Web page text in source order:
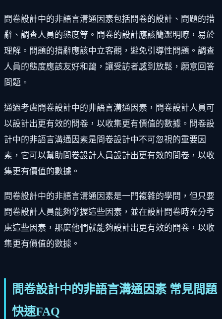
問卷設計中的非語言溝通因素包括問卷的設計、問題的措
辭、調查人員的態度等。問卷的設計應該簡潔明瞭，易於
理解。問題的措辭應該中立客觀，避免引導性問題。調查
人員的態度應該友好和藹，讓受訪者感到放鬆，願意回答
問題。
通過考慮問卷設計中的非語言溝通因素，問卷設計人員可
以設計出更有效的問卷，以收集更有價值的數據。問卷設
計中的非語言溝通因素是問卷設計中不可忽視的重要因
素，它可以幫助問卷設計人員設計出更有效的問卷，以收
集更有價值的數據。
問卷設計中的非語言溝通因素是一門複雜的學問，但只要
問卷設計人員能夠掌握這些因素，並在設計問卷時充分考
慮這些因素，那麼他們就能夠設計出更有效的問卷，以收
集更有價值的數據。
問卷設計中的非語言溝通因素 常見問題
快速FAQ